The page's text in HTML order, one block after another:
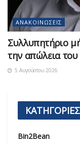
ΑΝΑΚΟΙΝΏΣΕΙΣ
Συλλυπητήριο
την απώλεια
5 Αυγούστου 2026
ΚΑΤΗΓΟΡΙΕΣ
Bin2Bean